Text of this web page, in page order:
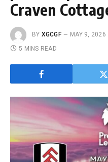
Craven
BY XGCGF MAY 9, 2026
5 MINS READ